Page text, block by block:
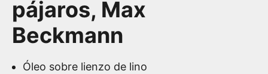
pájaros, Max
Beckmann
Óleo sobre lienzo de lino